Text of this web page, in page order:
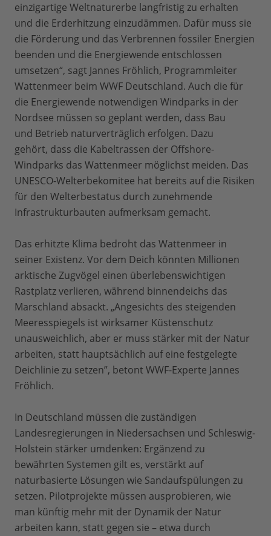
einzigartige Weltnaturerbe langfristig zu erhalten
und die Erderhitzung einzudämmen. Dafür muss sie
die Förderung und das Verbrennen fossiler Energien
beenden und die Energiewende entschlossen
umsetzen“, sagt Jannes Fröhlich, Programmleiter
Wattenmeer beim WWF Deutschland. Auch die für
die Energiewende notwendigen Windparks in der
Nordsee müssen so geplant werden, dass Bau
und Betrieb naturverträglich erfolgen. Dazu
gehört, dass die Kabeltrassen der Offshore-
Windparks das Wattenmeer möglichst meiden. Das
UNESCO-Welterbekomitee hat bereits auf die Risiken
für den Welterbestatus durch zunehmende
Infrastrukturbauten aufmerksam gemacht.
Das erhitzte Klima bedroht das Wattenmeer in
seiner Existenz. Vor dem Deich könnten Millionen
arktische Zugvögel einen überlebenswichtigen
Rastplatz verlieren, während binnendeichs das
Marschland absackt. „Angesichts des steigenden
Meeresspiegels ist wirksamer Küstenschutz
unausweichlich, aber er muss stärker mit der Natur
arbeiten, statt hauptsächlich auf eine festgelegte
Deichlinie zu setzen”, betont WWF-Experte Jannes
Fröhlich.
In Deutschland müssen die zuständigen
Landesregierungen in Niedersachsen und Schleswig-
Holstein stärker umdenken: Ergänzend zu
bewährten Systemen gilt es, verstärkt auf
naturbasierte Lösungen wie Sandaufspülungen zu
setzen. Pilotprojekte müssen ausprobieren, wie
man künftig mehr mit der Dynamik der Natur
arbeiten kann, statt gegen sie – etwa durch